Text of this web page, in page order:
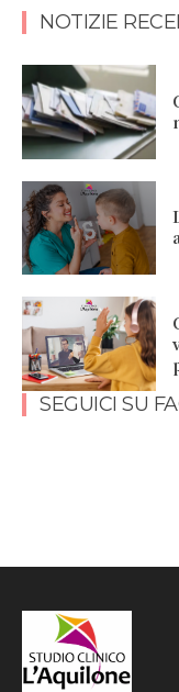
NOTIZIE
SEGUICI SU